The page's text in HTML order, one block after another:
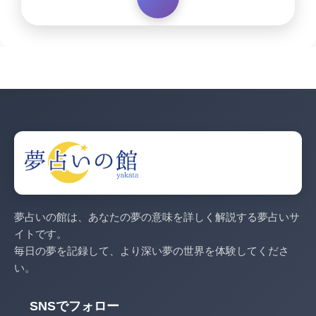
夢占いの館は、あなたの夢の意味を詳しく解説する夢占いサ
イトです。
毎日の夢を記録して、より深い夢の世界を体験してくださ
い。
SNSでフォロー